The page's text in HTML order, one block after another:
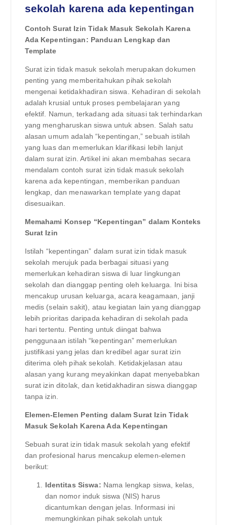
sekolah karena ada kepentingan
Contoh Surat Izin Tidak Masuk Sekolah Karena
Ada Kepentingan: Panduan Lengkap dan
Template
Surat izin tidak masuk sekolah merupakan dokumen
penting yang memberitahukan pihak sekolah
mengenai ketidakhadiran siswa. Kehadiran di sekolah
adalah krusial untuk proses pembelajaran yang
efektif. Namun, terkadang ada situasi tak terhindarkan
yang mengharuskan siswa untuk absen. Salah satu
alasan umum adalah “kepentingan,” sebuah istilah
yang luas dan memerlukan klarifikasi lebih lanjut
dalam surat izin. Artikel ini akan membahas secara
mendalam contoh surat izin tidak masuk sekolah
karena ada kepentingan, memberikan panduan
lengkap, dan menawarkan template yang dapat
disesuaikan.
Memahami Konsep “Kepentingan” dalam Konteks
Surat Izin
Istilah “kepentingan” dalam surat izin tidak masuk
sekolah merujuk pada berbagai situasi yang
memerlukan kehadiran siswa di luar lingkungan
sekolah dan dianggap penting oleh keluarga. Ini bisa
mencakup urusan keluarga, acara keagamaan, janji
medis (selain sakit), atau kegiatan lain yang dianggap
lebih prioritas daripada kehadiran di sekolah pada
hari tertentu. Penting untuk diingat bahwa
penggunaan istilah “kepentingan” memerlukan
justifikasi yang jelas dan kredibel agar surat izin
diterima oleh pihak sekolah. Ketidakjelasan atau
alasan yang kurang meyakinkan dapat menyebabkan
surat izin ditolak, dan ketidakhadiran siswa dianggap
tanpa izin.
Elemen-Elemen Penting dalam Surat Izin Tidak
Masuk Sekolah Karena Ada Kepentingan
Sebuah surat izin tidak masuk sekolah yang efektif
dan profesional harus mencakup elemen-elemen
berikut:
Identitas Siswa: Nama lengkap siswa, kelas,
dan nomor induk siswa (NIS) harus
dicantumkan dengan jelas. Informasi ini
memungkinkan pihak sekolah untuk